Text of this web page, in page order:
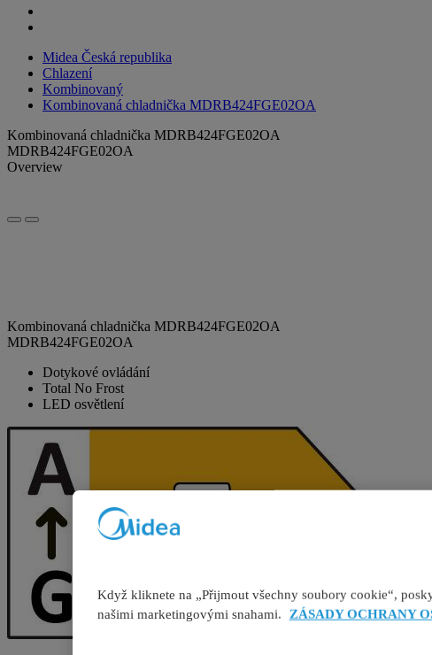
Midea Česká republika
Chlazení
Kombinovaný
Kombinovaná chladnička MDRB424FGE02OA
Kombinovaná chladnička MDRB424FGE02OA
MDRB424FGE02OA
Overview
Kombinovaná chladnička MDRB424FGE02OA
MDRB424FGE02OA
Dotykové ovládání
Total No Frost
LED osvětlení
Když kliknete na „Přijmout všechny soubory cookie“,
našimi marketingovými snahami.
ZÁSADY OCHRANY